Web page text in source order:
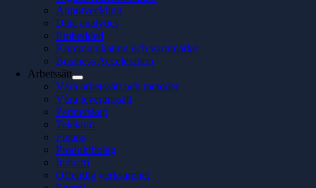
Apputveckling
Data analytics
Embedded
Kommunikation och varumärke
Business Acceleration
Arbetssätt
Våra arbetssätt och metoder
Våra leveranssätt
Partnerskap
Telekom
Finans
Produktbolag
Industri
Offentlig verksamhet